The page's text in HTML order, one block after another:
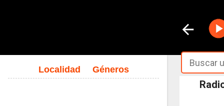
Localidad Géneros